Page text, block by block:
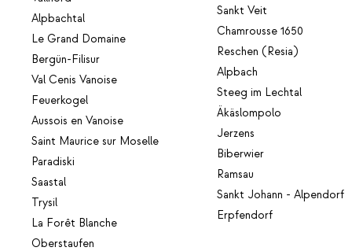
Alpbachtal
Le Grand Domaine
Bergün-Filisur
Val Cenis Vanoise
Feuerkogel
Aussois en Vanoise
Saint Maurice sur Moselle
Paradiski
Saastal
Trysil
La Forêt Blanche
Oberstaufen
Sankt Veit
Chamrousse 1650
Reschen (Resia)
Alpbach
Steeg im Lechtal
Äkäslompolo
Jerzens
Biberwier
Ramsau
Sankt Johann - Alpendorf
Erpfendorf